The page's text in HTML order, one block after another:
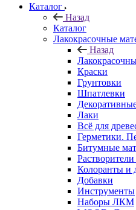
Каталог
Назад
Каталог
Лакокрасочные
Назад
Краски
Грунтовки
Шпатлевки
Лаки
Всё для
Герметики.
Битумные
Колоранты и
Добавки
Инструменты
Наборы ЛКМ